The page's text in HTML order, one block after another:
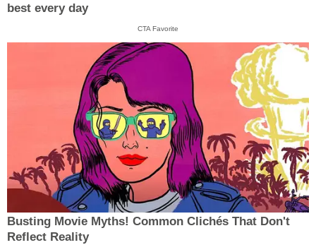
best every day
CTA Favorite
Busting Movie Myths! Common Clichés That Don't
Reflect Reality